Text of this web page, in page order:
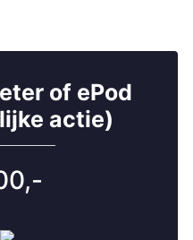
of ePod
actie)